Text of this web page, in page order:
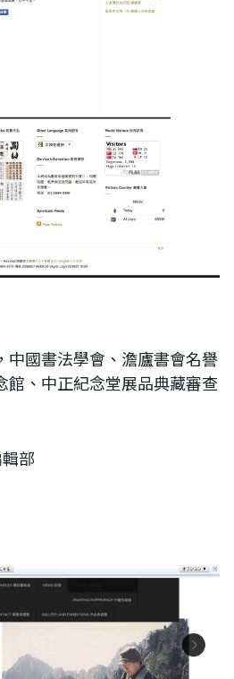
中國書法學會、澹廬書會名譽
館、中正紀念堂展品典藏審查
部